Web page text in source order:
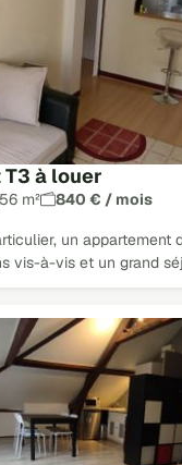
à louer
56 m² 840 € / mois
un appartement
vis-à-vis et un grand